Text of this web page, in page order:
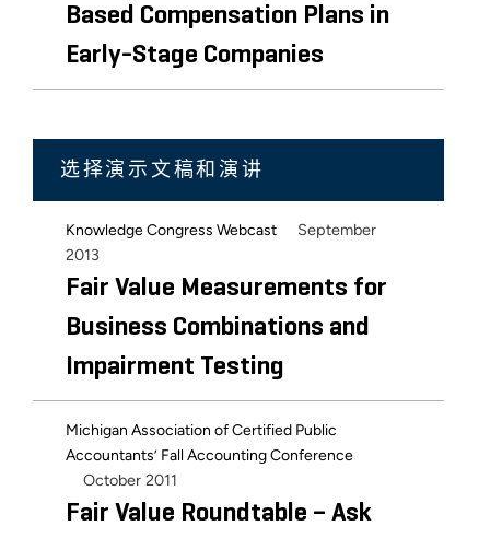
Based Compensation Plans in
Early-Stage Companies
选择演示文稿和演讲
Knowledge Congress Webcast
September
2013
Fair Value Measurements for
Business Combinations and
Impairment Testing
Michigan Association of Certified Public
Accountants’ Fall Accounting Conference
October 2011
Fair Value Roundtable – Ask